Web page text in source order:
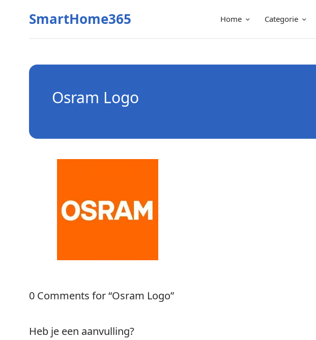
SmartHome365 Home Categorie
Osram Logo
0 Comments for “Osram Logo”
Heb je een aanvulling?